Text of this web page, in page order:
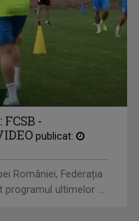
-
publicat:
României, Federația
programul ultimelor ...